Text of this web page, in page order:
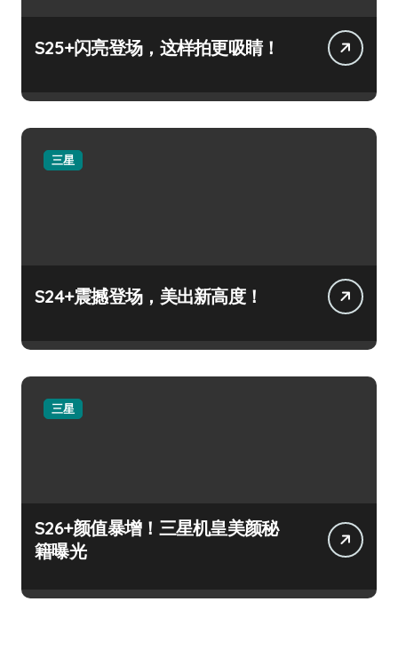
S25+闪亮登场，这样拍更吸睛！
三星
S24+震撼登场，美出新高度！
三星
S26+颜值暴增！三星机皇美颜秘
籍曝光